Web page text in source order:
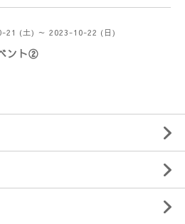
21 (土) ～ 2023-10-22 (日)
ント②